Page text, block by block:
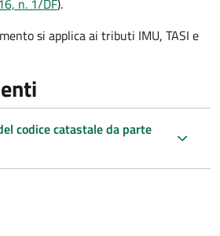
n. 1/DF).
si applica ai tributi IMU, TASI e
codice catastale da parte